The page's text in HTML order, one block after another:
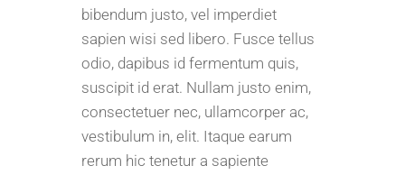
bibendum justo, vel imperdiet
sapien wisi sed libero. Fusce tellus
odio, dapibus id fermentum quis,
suscipit id erat. Nullam justo enim,
consectetuer nec, ullamcorper ac,
vestibulum in, elit. Itaque earum
rerum hic tenetur a sapiente